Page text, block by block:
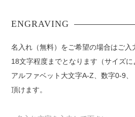
名入れ（無料）をご希望の場合はご入
18文字程度までとなります（サイズに
アルファベット大文字A-Z、数字0-9
頂けます。